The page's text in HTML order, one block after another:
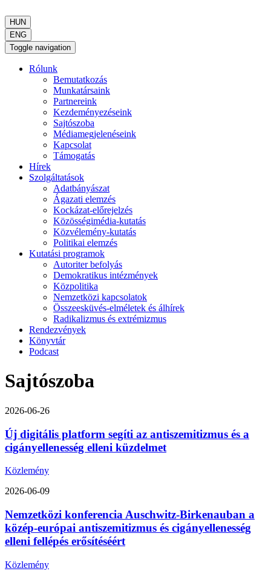
HUN
ENG
Toggle navigation
Rólunk
Bemutatkozás
Munkatársaink
Partnereink
Kezdeményezéseink
Sajtószoba
Médiamegjelenéseink
Kapcsolat
Támogatás
Hírek
Szolgáltatások
Adatbányászat
Ágazati elemzés
Kockázat-előrejelzés
Közösségimédia-kutatás
Közvélemény-kutatás
Politikai elemzés
Kutatási programok
Autoriter befolyás
Demokratikus intézmények
Közpolitika
Nemzetközi kapcsolatok
Összeesküvés-elméletek és álhírek
Radikalizmus és extrémizmus
Rendezvények
Könyvtár
Podcast
Sajtószoba
2026-06-26
Új digitális platform segíti az antiszemitizmus és a
cigányellenesség elleni küzdelmet
Közlemény
2026-06-09
Nemzetközi konferencia Auschwitz-Birkenauban a
közép-európai antiszemitizmus és cigányellenesség
elleni fellépés erősítéséért
Közlemény